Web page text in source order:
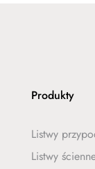
Produkty
Listwy
Listwy